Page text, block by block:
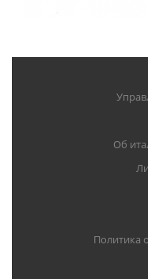
Об
Политика